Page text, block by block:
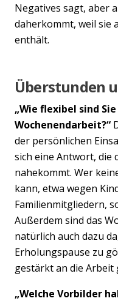
Negatives sagt, aber
daherkommt, weil sie
enthält.
Überstunden
„Wie flexibel sind
Wochenendarbeit?“
der persönlichen
sich eine Antwort, die
nahekommt. Wer
kann, etwa wegen
Familienmitgliedern,
Außerdem sind das
natürlich auch dazu
Erholungspause zu
gestärkt an die Arbeit
„Welche Vorbilder